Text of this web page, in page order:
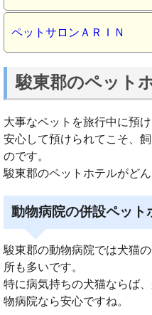
ペットサロンＡＲＩＮ
駿東郡のペット
大事なペットを旅行中に預け
安心して預けられてこそ、
のです。
駿東郡のペットホテルがど
動物病院の併設ペット
駿東郡の動物病院では犬猫
所も多いです。
特に病気持ちの犬猫ならば
物病院なら安心ですね。